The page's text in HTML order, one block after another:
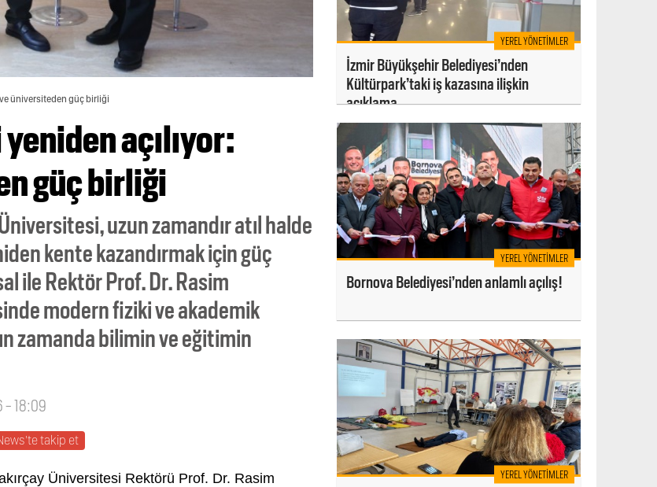
ve üniversiteden güç birliği
açılıyor:
güç birliği
uzun zamandır atıl halde
kente kazandırmak için güç
ile Rektör Prof. Dr. Rasim
modern fiziki ve akademik
zamanda bilimin ve eğitimin
- 18:09
takip et
Üniversitesi Rektörü Prof. Dr. Rasim
YEREL YÖNETIMLER
İzmir Büyükşehir Belediyesi’nden
Kültürpark’taki iş kazasına ilişkin
açıklama
YEREL YÖNETIMLER
Bornova Belediyesi’nden anlamlı açılış!
YEREL YÖNETIMLER